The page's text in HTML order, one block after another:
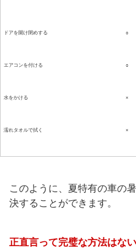
ドアを開け閉めする ○
エアコンを付ける ○
水をかける ×
濡れタオルで拭く ×
このように、夏特有の車の
決することができます。
正直言って完璧な方法はな